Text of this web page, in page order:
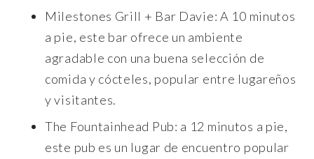
Milestones Grill + Bar Davie: A 10 minutos
a pie, este bar ofrece un ambiente
agradable con una buena selección de
comida y cócteles, popular entre lugareños
y visitantes.
The Fountainhead Pub: a 12 minutos a pie,
este pub es un lugar de encuentro popular